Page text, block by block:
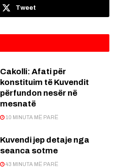
Tweet
Cakolli: Afati për
konstituim të Kuvendit
përfundon nesër në
mesnatë
10 MINUTA MË PARË
Kuvendi jep detaje nga
seanca sotme
43 MINUTA MË PARË